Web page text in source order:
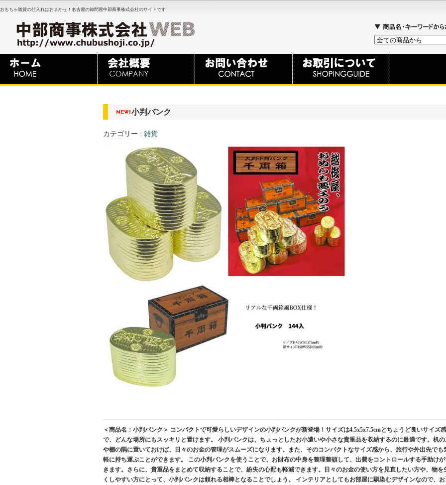
おもちゃ雑貨の仕入れはおまかせ！名古屋の卸問屋中部商事株式会社のサイトです
小判バンク
カテゴリー : 雑貨
＜商品名：小判バンク＞ コンパクトで可愛らしいデザインの小判バンクが新登場！サイズは4.5x5x7.5cmとちょうど良いサイズ感
で、どんな場所にもスッキリと置けます。 小判バンクは、ちょっとしたお小遣いや小さな貴重品を収納するのに最適です。机
や棚の隅に置いておけば、日々のお金の管理がスムーズになります。また、そのコンパクトなサイズ感から、旅行や外出先でも
軽に持ち運ぶことができます。 この小判バンクを使うことで、お財布の中身を整理整頓して、出費をコントロールする手助け
きます。さらに、貴重品をまとめて収納することで、紛失の心配も軽減できます。日々のお金の使い方を見直したい方や、物を
くしやすい方にとって、小判バンクは頼れる相棒となることでしょう。 インテリアとしてもお部屋に馴染むデザインなので、